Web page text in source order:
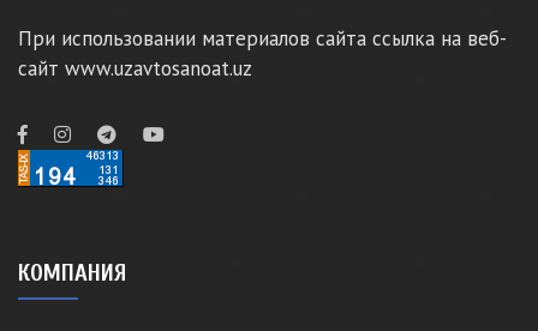
При использовании материалов сайта ссылка на веб-
сайт www.uzavtosanoat.uz
КОМПАНИЯ